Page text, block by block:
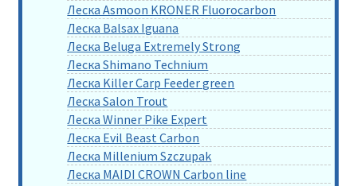
Леска Asmoon KRONER Fluorocarbon
Леска Balsax Iguana
Леска Beluga Extremely Strong
Леска Shimano Technium
Леска Killer Carp Feeder green
Леска Salon Trout
Леска Winner Pike Expert
Леска Evil Beast Carbon
Леска Millenium Szczupak
Леска MAIDI CROWN Carbon line